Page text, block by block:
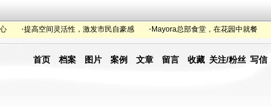
提高空间灵活性，激发市民自豪感 Mayora总部食堂，在花园中就餐
首页 档案 图片 案例 文章 留言 收藏 关注/粉丝 写信